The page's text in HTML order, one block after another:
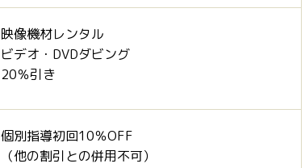
映像機材レンタル
ビデオ・DVDダビング
20％引き
個別指導初回10％OFF
（他の割引との併用不可）